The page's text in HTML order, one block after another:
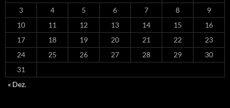
3
4 5 6 7 8
9
10
11 12 13 14 15
16
17
18 19 20 21 22
23
24
25 26 27 28 29
30
31
« Dez.